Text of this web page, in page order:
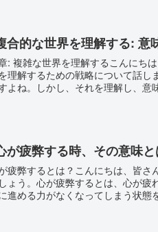
合的な世界を理解する: 意
: 複雑な世界を理解するこんにち
理解するための戦略について話し
よね。しかし、それを理解し、
が疲弊する時、その意味
疲弊するとは？こんにちは、皆さ
ょう。心が疲弊するとは、心が
進める力がなくなってしまう状